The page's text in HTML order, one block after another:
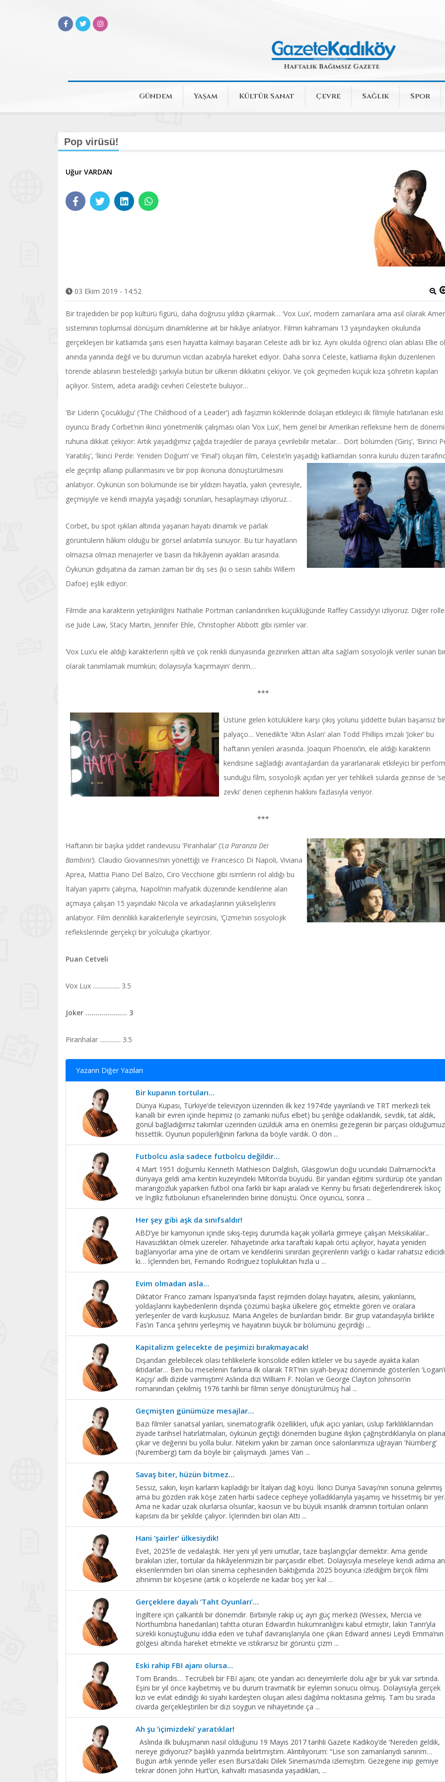
Gündem Yaşam Kültür Sanat Çevre Sağlık Spor
Pop virüsü!
Uğur VARDAN
03 Ekim 2019 - 14:52
Bir trajediden bir pop kültürü figürü, daha doğrusu yıldızı çıkarmak… ‘Vox Lux’, modern zamanlara ama asıl olarak
sisteminin toplumsal dönüşüm dinamiklerine ait bir hikâye anlatıyor. Filmin kahramanı 13 yaşındayken okulunda
gerçekleşen bir katliamda şans eseri hayatta kalmayı başaran Celeste adlı bir kız. Aynı okulda öğrenci olan ablası Ellie
anında yanında değil ve bu durumun vicdan azabıyla hareket ediyor. Daha sonra Celeste, katliama ilişkin düzenlenen
törende ablasının bestelediği şarkıyla bütün bir ülkenin dikkatini çekiyor. Ve çok geçmeden küçük kıza şöhretin kapıları
açılıyor. Sistem, adeta aradığı cevheri Celeste’te buluyor…
‘Bir Liderin Çocukluğu’ (‘The Childhood of a Leader’) adlı faşizmin köklerinde dolaşan etkileyici ilk filmiyle hatırlanan eski
oyuncu Brady Corbet’nin ikinci yönetmenlik çalışması olan ‘Vox Lux’, hem genel bir Amerikan refleksine hem de
ruhuna dikkat çekiyor: Artık yaşadığımız çağda trajediler de paraya çevrilebilir metalar… Dört bölümden (‘Giriş’, ‘Birinci
Yaratılış’, ‘İkinci Perde: Yeniden Doğum’ ve ‘Final’) oluşan film, Celeste’in yaşadığı katliamdan sonra kurulu düzen
ele geçirilip allanıp pullanmasını ve bir pop ikonuna dönüştürülmesini
anlatıyor. Öykünün son bölümünde ise bir yıldızın hayatla, yakın çevresiyle,
geçmişiyle ve kendi imajıyla yaşadığı sorunları, hesaplaşmayı izliyoruz…
Corbet, bu spot ışıkları altında yaşanan hayatı dinamik ve parlak
görüntülerin hâkim olduğu bir görsel anlatımla sunuyor. Bu tür hayatların
olmazsa olmazı menajerler ve basın da hikâyenin ayakları arasında.
Öykünün gidişatına da zaman zaman bir dış ses (ki o sesin sahibi Willem
Dafoe) eşlik ediyor.
Filmde ana karakterin yetişkinliğini Nathalie Portman canlandırırken küçüklüğünde Raffey Cassidy’yi izliyoruz. Diğer
ise Jude Law, Stacy Martin, Jennifer Ehle, Christopher Abbott gibi isimler var.
‘Vox Lux’u ele aldığı karakterlerin ışıltılı ve çok renkli dünyasında gezinirken alttan alta sağlam sosyolojik veriler sunan
olarak tanımlamak mümkün; dolayısıyla ‘kaçırmayın’ derim…
***
Üstüne gelen kötülüklere karşı çıkış yolunu şiddette bulan başarısız bir
palyaço… Venedik’te ‘Altın Aslan’ alan Todd Phillips imzalı ‘Joker’ bu
haftanın yenileri arasında. Joaquin Phoenix’in, ele aldığı karakterin
kendisine sağladığı avantajlardan da yararlanarak etkileyici bir
sunduğu film, sosyolojik açıdan yer yer tehlikeli sularda gezinse de
zevki’ denen cephenin hakkını fazlasıyla veriyor.
***
Haftanın bir başka şiddet randevusu ‘Piranhalar’ (‘La Paranza Dei
Bambini’). Claudio Giovannesi’nin yönettiği ve Francesco Di Napoli, Viviana
Aprea, Mattia Piano Del Balzo, Ciro Vecchione gibi isimlerin rol aldığı bu
İtalyan yapımı çalışma, Napoli’nin mafyatik düzeninde kendilerine alan
açmaya çalışan 15 yaşındaki Nicola ve arkadaşlarının yükselişlerini
anlatıyor. Film derinlikli karakterleriyle seyircisini, ‘Çizme’nin sosyolojik
reflekslerinde gerçekçi bir yolculuğa çıkartıyor.
Puan Cetveli
Vox Lux .................. 3.5
Joker ..................... 3
Piranhalar .............. 3.5
Yazarın Diğer Yazıları
Bir kupanın tortuları…
Dünya Kupası, Türkiye’de televizyon üzerinden ilk kez 1974’de yayınlandı ve TRT merkezli tek
kanallı bir evren içinde hepimiz (o zamanki nüfus elbet) bu şenliğe odaklandık, sevdik, tat aldık,
gönül bağladığımız takımlar üzerinden üzüldük ama en önemlisi gezegenin bir parçası
hissettik. Oyunun popülerliğinin farkına da böyle vardık. O dön ...
Futbolcu asla sadece futbolcu değildir…
4 Mart 1951 doğumlu Kenneth Mathieson Dalglish, Glasgow’un doğu ucundaki Dalmarnock’ta
dünyaya geldi ama kentin kuzeyindeki Milton’da büyüdü. Bir yandan eğitimi sürdürüp öte yandan
marangozluk yaparken futbol ona farklı bir kapı araladı ve Kenny bu fırsatı değerlendirerek İskoç
ve İngiliz futbolunun efsanelerinden birine dönüştü. Önce oyuncu, sonra ...
Her şey gibi aşk da sınıfsaldır!
ABD’ye bir kamyonun içinde sıkış-tepiş durumda kaçak yollarla girmeye çalışan Meksikalılar...
Havasızlıktan ölmek üzereler. Nihayetinde arka taraftaki kapalı örtü açılıyor, hayata yeniden
bağlanıyorlar ama yine de ortam ve kendilerini sınırdan geçirenlerin varlığı o kadar rahatsız
ki… İçlerinden biri, Fernando Rodriguez topluluktan hızla u ...
Evim olmadan asla…
Diktatör Franco zamanı İspanya’sında faşist rejimden dolayı hayatını, ailesini, yakınlarını,
yoldaşlarını kaybedenlerin dışında çözümü başka ülkelere göç etmekte gören ve oralara
yerleşenler de vardı kuşkusuz. Maria Angeles de bunlardan biridir. Bir grup vatandaşıyla birlikte
Fas’ın Tanca şehrini yerleşmiş ve hayatının büyük bir bölümünü geçirdiği ...
Kapitalizm gelecekte de peşimizi bırakmayacak!
Dışarıdan gelebilecek olası tehlikelerle konsolide edilen kitleler ve bu sayede ayakta kalan
iktidarlar… Ben bu meselenin farkına ilk olarak TRT’nin siyah-beyaz döneminde gösterilen
Kaçışı’ adlı dizide varmıştım! Aslında dizi William F. Nolan ve George Clayton Johnson’ın
romanından çekilmiş 1976 tarihli bir filmin seriye dönüştürülmüş hal ...
Geçmişten günümüze mesajlar…
Bazı filmler sanatsal yanları, sinematografik özellikleri, ufuk açıcı yanları, üslup farklılıklarından
ziyade tarihsel hatırlatmaları, öykünün geçtiği dönemden bugüne ilişkin çağrıştırdıklarıyla ön plana
çıkar ve değerini bu yolla bulur. Nitekim yakın bir zaman önce salonlarımıza uğrayan ‘Nürnberg’
(Nuremberg) tam da böyle bir çalışmaydı. James Van ...
Savaş biter, hüzün bitmez…
Sessiz, sakin, kışın karların kapladığı bir İtalyan dağ köyü. İkinci Dünya Savaşı’nın sonuna gelinmiş
ama bu gözden ırak köşe zaten harbi sadece cepheye yolladıklarıyla yaşamış ve hissetmiş bir yer.
Ama ne kadar uzak olurlarsa olsunlar, kaosun ve bu büyük insanlık dramının tortuları onların
kapısını da bir şekilde çalıyor. İçlerinden biri olan Atti ...
Hani ‘şairler’ ülkesiydik!
Evet, 2025’le de vedalaştık. Her yeni yıl yeni umutlar, taze başlangıçlar demektir. Ama geride
bırakılan izler, tortular da hikâyelerimizin bir parçasıdır elbet. Dolayısıyla meseleye kendi adıma
eksenlerimden biri olan sinema cephesinden baktığımda 2025 boyunca izlediğim birçok filmi
zihnimin bir köşesine (artık o köşelerde ne kadar boş yer kal ...
Gerçeklere dayalı ‘Taht Oyunları’…
İngiltere için çalkantılı bir dönemdir. Birbiriyle rakip üç ayrı güç merkezi (Wessex, Mercia ve
Northumbria hanedanları) tahtta oturan Edward’ın hükümranlığını kabul etmiştir, lakin Tanrı’yla
sürekli konuştuğunu iddia eden ve tuhaf davranışlarıyla öne çıkan Edward annesi Leydi Emma’nın
gölgesi altında hareket etmekte ve istikrarsız bir görüntü çizm ...
Eski rahip FBI ajanı olursa…
Tom Brandis… Tecrübeli bir FBI ajanı; öte yandan acı deneyimlerle dolu ağır bir yük var sırtında.
Eşini bir yıl önce kaybetmiş ve bu durum travmatik bir eylemin sonucu olmuş. Dolayısıyla gerçek
kızı ve evlat edindiği iki siyahi kardeşten oluşan ailesi dağılma noktasına gelmiş. Tam bu sırada
civarda gerçekleştirilen bir dizi soygun ve nihayetinde ça ...
Ah şu ‘içimizdeki’ yaratıklar!
Aslında ilk buluşmanın nasıl olduğunu 19 Mayıs 2017 tarihli Gazete Kadıköy’de ‘Nereden geldik,
nereye gidiyoruz?’ başlıklı yazımda belirtmiştim. Alıntılıyorum: “Lise son zamanlarıydı sanırım…
Bugün artık yerinde yeller esen Bursa’daki Dilek Sineması’nda izlemiştim. Gezegene inip gemiye
tekrar dönen John Hurt’ün, kahvaltı masasında yaşadıkları, ...
Haftanın Pusulası
Power Ballad /
Şarkısı